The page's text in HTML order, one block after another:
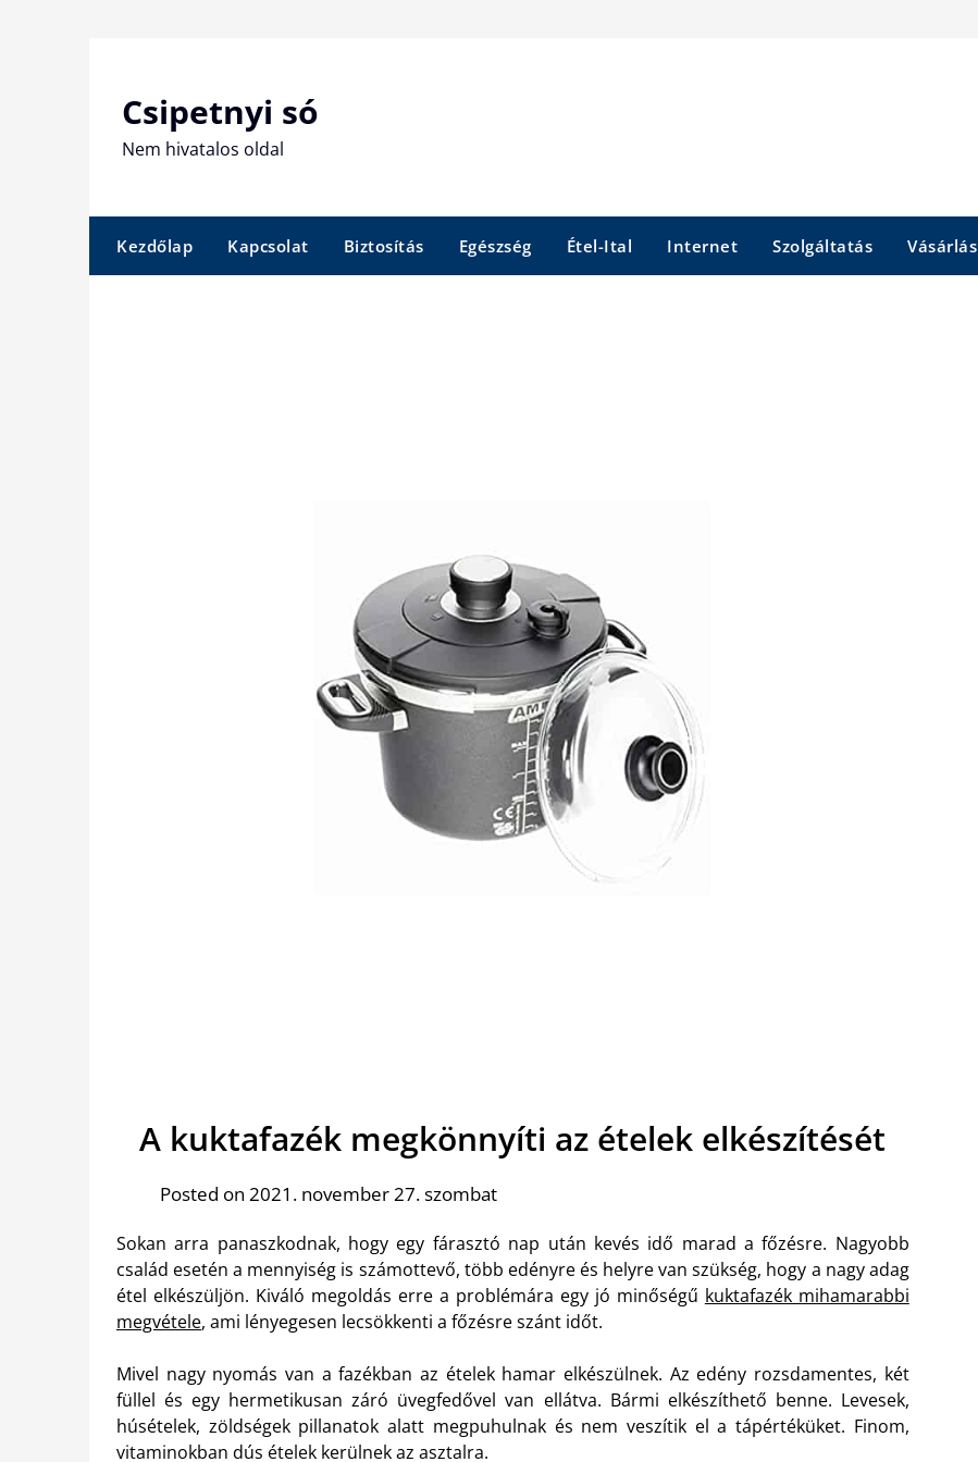
Csipetnyi só
Nem hivatalos oldal
Kezdőlap Kapcsolat Biztosítás Egészség Étel-Ital Internet Szolgáltatás Vásárlás
A kuktafazék megkönnyíti az ételek elkészítését
Posted on 2021. november 27. szombat
Sokan arra panaszkodnak, hogy egy fárasztó nap után kevés idő marad a főzésre. Nagyobb
család esetén a mennyiség is számottevő, több edényre és helyre van szükség, hogy a nagy adag
étel elkészüljön. Kiváló megoldás erre a problémára egy jó minőségű kuktafazék mihamarabbi
megvétele, ami lényegesen lecsökkenti a főzésre szánt időt.
Mivel nagy nyomás van a fazékban az ételek hamar elkészülnek. Az edény rozsdamentes, két
füllel és egy hermetikusan záró üvegfedővel van ellátva. Bármi elkészíthető benne. Levesek,
húsételek, zöldségek pillanatok alatt megpuhulnak és nem veszítik el a tápértéküket. Finom,
vitaminokban dús ételek kerülnek az asztalra.